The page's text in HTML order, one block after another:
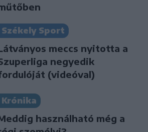
Székely Sport
meccs nyitotta a
negyedik
(videóval)
Krónika
használható még a